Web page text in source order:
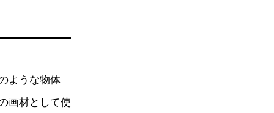
ような物体
画材として使